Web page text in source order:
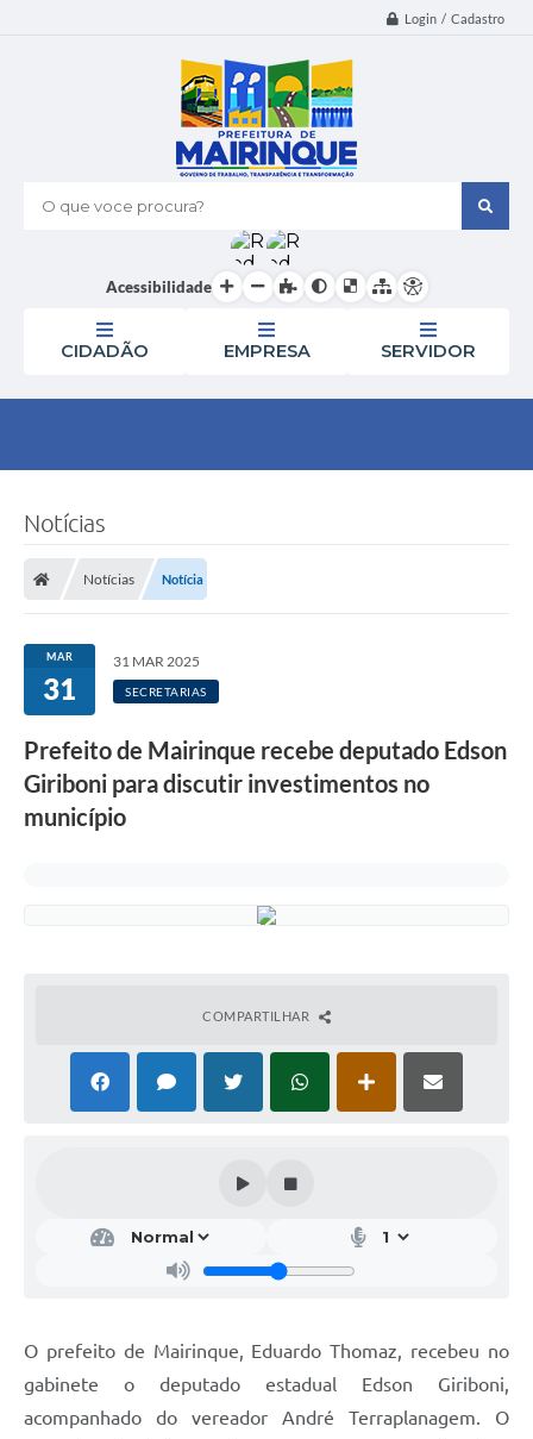
Login / Cadastro
O que voce procura?
Acessibilidade
CIDADÃO EMPRESA SERVIDOR
Notícias
Notícias Notícia
MAR
31
31 MAR 2025
SECRETARIAS
Prefeito de Mairinque recebe deputado Edson
Giriboni para discutir investimentos no
município
COMPARTILHAR
O prefeito de Mairinque, Eduardo Thomaz, recebeu no
gabinete o deputado estadual Edson Giriboni,
acompanhado do vereador André Terraplanagem. O